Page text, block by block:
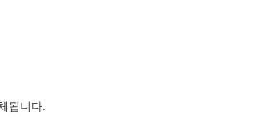
됩니다.